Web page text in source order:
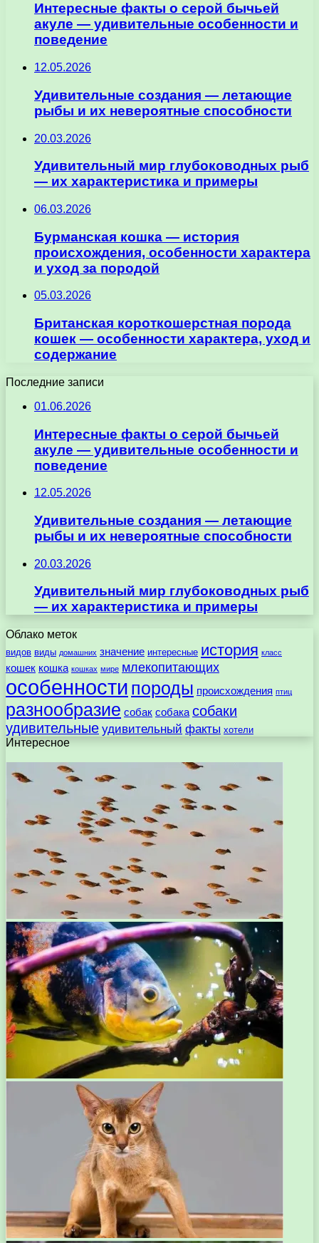
Интересные факты о серой бычьей
акуле — удивительные особенности и
поведение
12.05.2026
Удивительные создания — летающие
рыбы и их невероятные способности
20.03.2026
Удивительный мир глубоководных рыб
— их характеристика и примеры
06.03.2026
Бурманская кошка — история
происхождения, особенности характера
и уход за породой
05.03.2026
Британская короткошерстная порода
кошек — особенности характера, уход и
содержание
Последние записи
01.06.2026
Интересные факты о серой бычьей
акуле — удивительные особенности и
поведение
12.05.2026
Удивительные создания — летающие
рыбы и их невероятные способности
20.03.2026
Удивительный мир глубоководных рыб
— их характеристика и примеры
Облако меток
видов виды домашних значение интересные история класс
кошек кошка кошках мире млекопитающих
особенности породы происхождения птиц
разнообразие собак собака собаки
удивительные удивительный факты хотели
Интересное